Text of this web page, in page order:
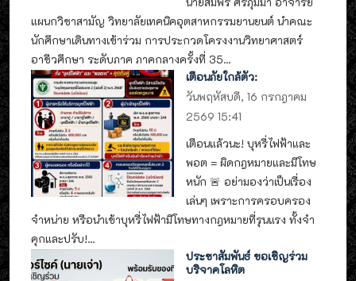
แผนกวิชาสามัญ วิทยาลัยเทคนิคอุตสาหกรรมยานยนต์ นำคณะ
นักศึกษาเดินทางเข้าร่วม การประกวดโครงงานวิทยาศาสตร์
อาชีวศึกษา ระดับภาค ภาคกลางครั้งที่ 35...
เตือนภัยใกล้ตัว:
วันพฤหัสบดี, 16 กรกฎาคม
2569 15:41
เตือนแล้วนะ! บุหรี่ไฟฟ้าและ
พอต = ผิดกฎหมายและมีโทษ
หนัก 🚨 อย่ามองว่าเป็นเรื่อง
เล่นๆ เพราะการครอบครอง
จำหน่าย หรือนำเข้าบุหรี่ไฟฟ้ามีโทษทางกฎหมายที่รุนแรง ทั้งจำ
คุกและปรับ!...
ประชาสัมพันธ์ ขอเชิญร่วม
บริจาคโลหิต